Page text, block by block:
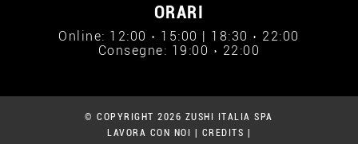
ORARI
Online: 12:00 › 15:00 | 18:30 › 22:00
Consegne: 19:00 › 22:00
© COPYRIGHT 2026 ZUSHI ITALIA SPA
LAVORA CON NOI
CREDITS